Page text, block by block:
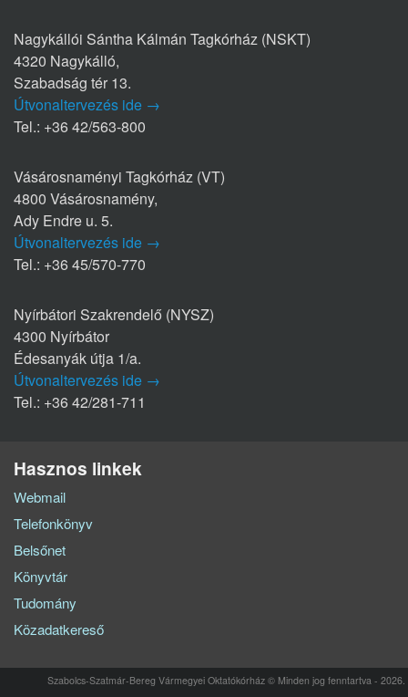
Nagykállói Sántha Kálmán Tagkórház (NSKT)
4320 Nagykálló,
Szabadság tér 13.
Útvonaltervezés ide →
Tel.: +36 42/563-800
Vásárosnaményi Tagkórház (VT)
4800 Vásárosnamény,
Ady Endre u. 5.
Útvonaltervezés ide →
Tel.: +36 45/570-770
Nyírbátori Szakrendelő (NYSZ)
4300 Nyírbátor
Édesanyák útja 1/a.
Útvonaltervezés ide →
Tel.: +36 42/281-711
Hasznos linkek
Webmail
Telefonkönyv
Belsőnet
Könyvtár
Tudomány
Közadatkereső
Szabolcs-Szatmár-Bereg Vármegyei Oktatókórház © Minden jog fenntartva - 2026.